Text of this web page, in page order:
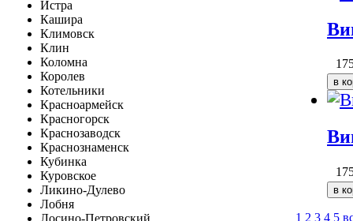
Истра
Кашира
Климовск
Клин
Коломна
Королев
Котельники
Красноармейск
Красногорск
Краснозаводск
Краснознаменск
Кубинка
Куровское
Ликино-Дулево
Лобня
Лосино-Петровский
1 2 3 4 5